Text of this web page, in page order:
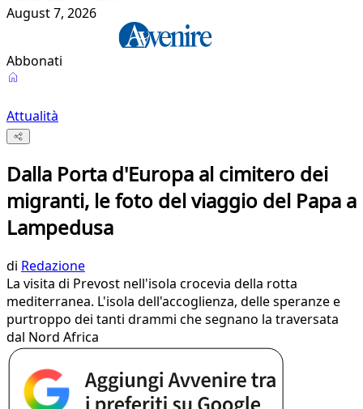
August 7, 2026
Abbonati
Attualità
Dalla Porta d'Europa al cimitero dei
migranti, le foto del viaggio del Papa a
Lampedusa
di Redazione
La visita di Prevost nell'isola crocevia della rotta
mediterranea. L'isola dell'accoglienza, delle speranze e
purtroppo dei tanti drammi che segnano la traversata
dal Nord Africa